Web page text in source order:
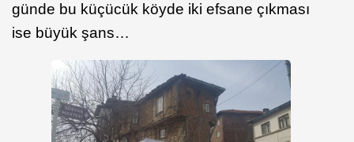
günde bu küçücük köyde iki efsane çıkması
ise büyük şans…